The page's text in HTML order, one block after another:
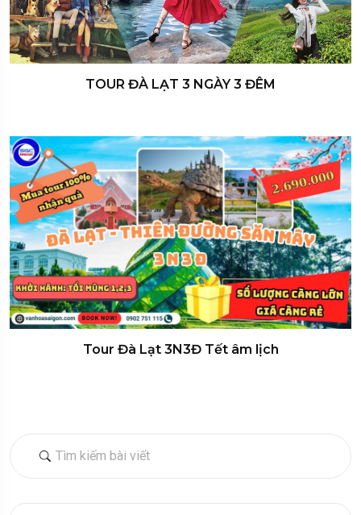
TOUR ĐÀ LẠT 3 NGÀY 3 ĐÊM
Tour Đà Lạt 3N3Đ Tết âm lịch